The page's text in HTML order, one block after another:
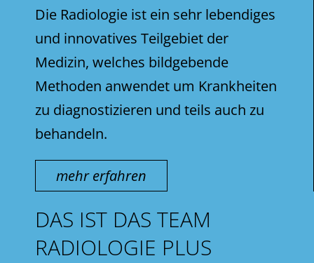
Die Radiologie ist ein sehr lebendiges
und innovatives Teilgebiet der
Medizin, welches bildgebende
Methoden anwendet um Krankheiten
zu diagnostizieren und teils auch zu
behandeln.
mehr erfahren
DAS IST DAS TEAM
RADIOLOGIE PLUS